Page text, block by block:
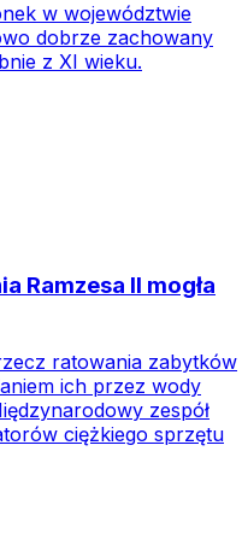
w województwie
dobrze zachowany
z XI wieku.
Ramzesa II mogła
ratowania zabytków
ich przez wody
zespół
ciężkiego sprzętu